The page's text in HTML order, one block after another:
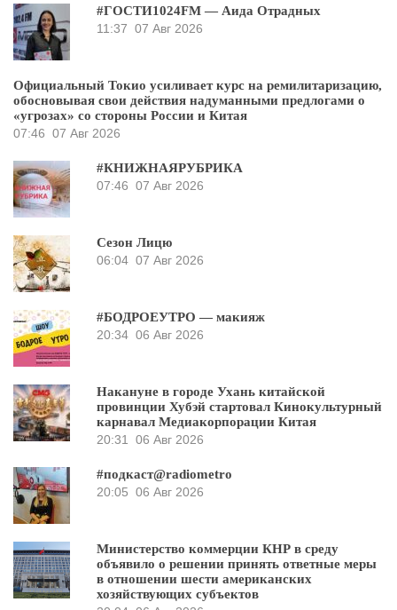
#ГОСТИ1024FM — Аида Отрадных
11:37 07 Авг 2026
Официальный Токио усиливает курс на ремилитаризацию,
обосновывая свои действия надуманными предлогами о
«угрозах» со стороны России и Китая
07:46 07 Авг 2026
#КНИЖНАЯРУБРИКА
07:46 07 Авг 2026
Сезон Лицю
06:04 07 Авг 2026
#БОДРОЕУТРО — макияж
20:34 06 Авг 2026
Накануне в городе Ухань китайской
провинции Хубэй стартовал Кинокультурный
карнавал Медиакорпорации Китая
20:31
06 Авг 2026
#подкаст@radiometro
20:05 06 Авг 2026
Министерство коммерции КНР в среду
объявило о решении принять ответные меры
в отношении шести американских
хозяйствующих субъектов